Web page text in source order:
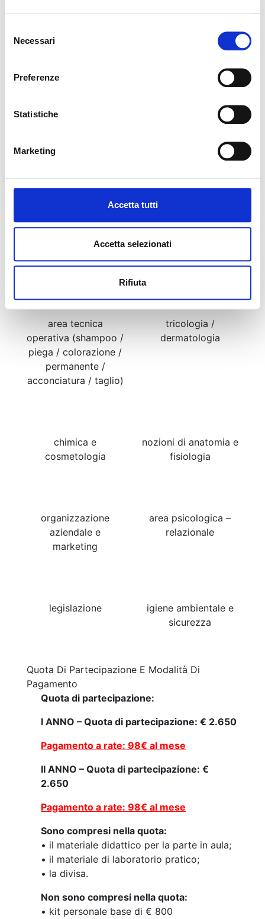
delNecessari
Preferenze
Statistiche
Marketing
Accetta tutti
Accetta selezionati
Rifiuta
Articolazione giornaliera:
18.00)
Frequenza obbligatoria:
(Frequenza minima 75% del monte-ore)
area tecnica
operativa (shampoo /
piega / colorazione /
permanente /
acconciatura / taglio)
tricologia /
dermatologia
chimica e
cosmetologia
nozioni di anatomia e
fisiologia
organizzazione
aziendale e
marketing
area psicologica –
relazionale
legislazione
igiene ambientale e
sicurezza
Quota Di Partecipazione E Modalità Di
Pagamento
Quota di partecipazione:
I ANNO – Quota di partecipazione: € 2.650
Pagamento a rate: 98€ al mese
II ANNO – Quota di partecipazione: €
2.650
Pagamento a rate: 98€ al mese
Sono compresi nella quota:
• il materiale didattico per la parte in aula;
• il materiale di laboratorio pratico;
• la divisa.
Non sono compresi nella quota:
• kit personale base di € 800